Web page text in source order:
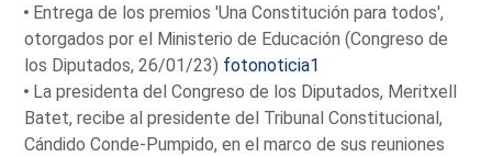
Entrega de los premios 'Una Constitución para todos',
otorgados por el Ministerio de Educación (Congreso de
los Diputados, 26/01/23) fotonoticia1
La presidenta del Congreso de los Diputados, Meritxell
Batet, recibe al presidente del Tribunal Constitucional,
Cándido Conde-Pumpido, en el marco de sus reuniones